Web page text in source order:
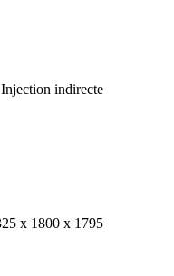
indirecte
x 1800 x 1795